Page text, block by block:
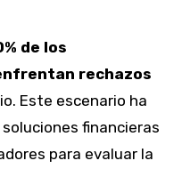
de los
rechazos
Este escenario ha
financieras
para evaluar la